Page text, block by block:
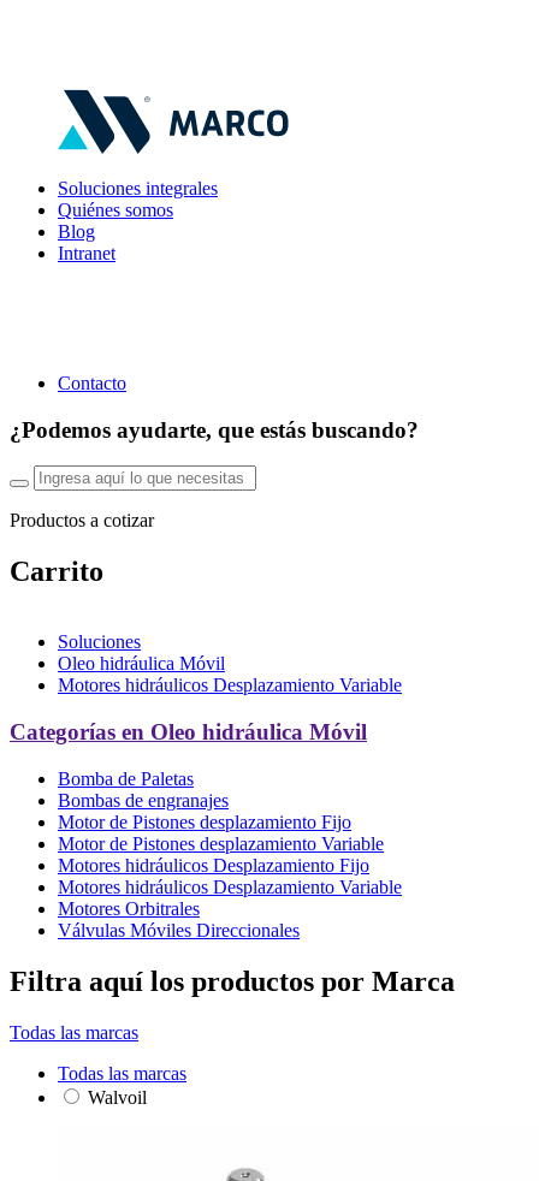
Soluciones integrales
Quiénes somos
Blog
Intranet
Contacto
¿Podemos ayudarte, que estás buscando?
Productos a cotizar
Carrito
Soluciones
Oleo hidráulica Móvil
Motores hidráulicos Desplazamiento Variable
Categorías en Oleo hidráulica Móvil
Bomba de Paletas
Bombas de engranajes
Motor de Pistones desplazamiento Fijo
Motor de Pistones desplazamiento Variable
Motores hidráulicos Desplazamiento Fijo
Motores hidráulicos Desplazamiento Variable
Motores Orbitrales
Válvulas Móviles Direccionales
Filtra aquí los productos por Marca
Todas las marcas
Todas las marcas
Walvoil